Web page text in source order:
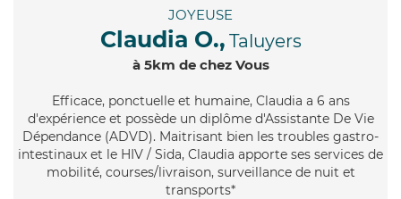
JOYEUSE
Claudia O., Taluyers
à 5km de chez Vous
Efficace, ponctuelle et humaine, Claudia a 6 ans
d'expérience et possède un diplôme d'Assistante De Vie
Dépendance (ADVD). Maitrisant bien les troubles gastro-
intestinaux et le HIV / Sida, Claudia apporte ses services de
mobilité, courses/livraison, surveillance de nuit et
transports*